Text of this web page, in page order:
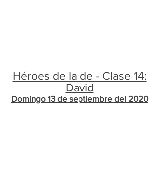
Héroes de la de - Clase 14:
David
Domingo 13 de septiembre del 2020